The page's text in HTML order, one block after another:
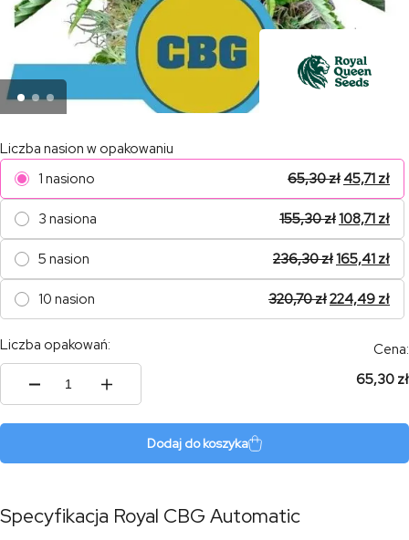
Liczba nasion w opakowaniu
1 nasiono
65,30zł45,71 zł
3 nasiona 155,30zł108,71 zł
5 nasion 236,30zł165,41 zł
10 nasion 320,70zł224,49 zł
Liczba opakowań:
ilość
Cena:
65,30 zł
Dodaj do koszyka
Specyfikacja Royal CBG Automatic